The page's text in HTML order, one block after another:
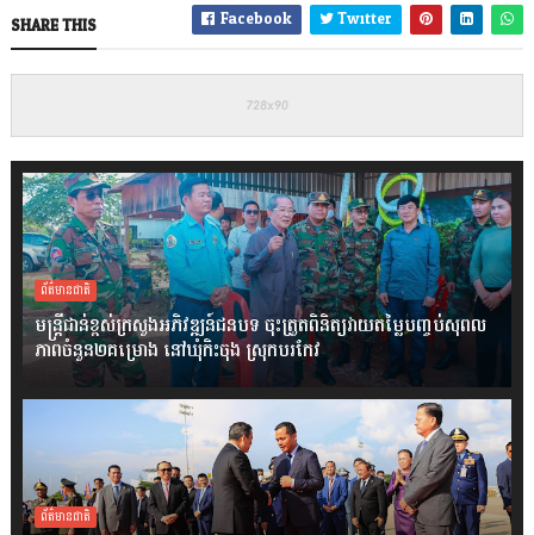
SHARE THIS Facebook Twitter
ព័ត៌មានជាតិ
មន្ត្រីជាន់ខ្ពស់ក្រសួងអភិវឌ្ឍន៍ជនបទ ចុះត្រួតពិនិត្យវាយតម្លៃបញ្ចប់សុពល
ភាពចំនួន២គម្រោង នៅឃុំកិះចុង ស្រុកបរកែវ
ព័ត៌មានជាតិ